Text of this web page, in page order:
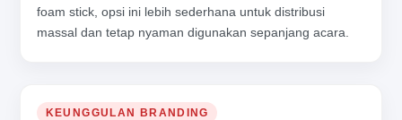
foam stick, opsi ini lebih sederhana untuk distribusi
massal dan tetap nyaman digunakan sepanjang acara.
KEUNGGULAN BRANDING